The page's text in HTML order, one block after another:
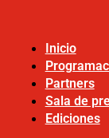
Inicio
Partners
Sala de
Ediciones